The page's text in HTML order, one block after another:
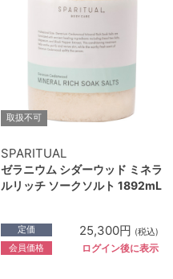
取扱不可
SPARITUAL
ゼラニウム シダーウッド ミネラ
ルリッチ ソークソルト 1892mL
定価 25,300円 (税込)
会員価格 ログイン後に表示